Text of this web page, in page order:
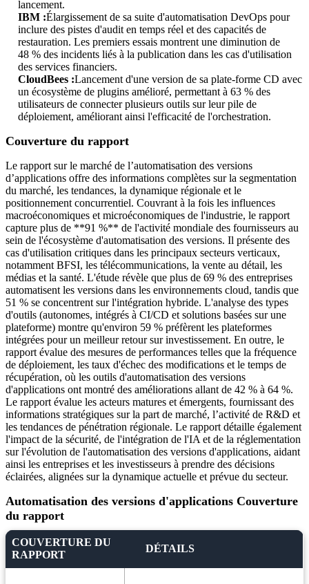
lancement.
IBM :Élargissement de sa suite d'automatisation DevOps pour
inclure des pistes d'audit en temps réel et des capacités de
restauration. Les premiers essais montrent une diminution de
48 % des incidents liés à la publication dans les cas d'utilisation
des services financiers.
CloudBees :Lancement d'une version de sa plate-forme CD avec
un écosystème de plugins amélioré, permettant à 63 % des
utilisateurs de connecter plusieurs outils sur leur pile de
déploiement, améliorant ainsi l'efficacité de l'orchestration.
Couverture du rapport
Le rapport sur le marché de l’automatisation des versions
d’applications offre des informations complètes sur la segmentation
du marché, les tendances, la dynamique régionale et le
positionnement concurrentiel. Couvrant à la fois les influences
macroéconomiques et microéconomiques de l'industrie, le rapport
capture plus de **91 %** de l'activité mondiale des fournisseurs au
sein de l'écosystème d'automatisation des versions. Il présente des
cas d'utilisation critiques dans les principaux secteurs verticaux,
notamment BFSI, les télécommunications, la vente au détail, les
médias et la santé. L'étude révèle que plus de 69 % des entreprises
automatisent les versions dans les environnements cloud, tandis que
51 % se concentrent sur l'intégration hybride. L'analyse des types
d'outils (autonomes, intégrés à CI/CD et solutions basées sur une
plateforme) montre qu'environ 59 % préfèrent les plateformes
intégrées pour un meilleur retour sur investissement. En outre, le
rapport évalue des mesures de performances telles que la fréquence
de déploiement, les taux d'échec des modifications et le temps de
récupération, où les outils d'automatisation des versions
d'applications ont montré des améliorations allant de 42 % à 64 %.
Le rapport évalue les acteurs matures et émergents, fournissant des
informations stratégiques sur la part de marché, l’activité de R&D et
les tendances de pénétration régionale. Le rapport détaille également
l'impact de la sécurité, de l'intégration de l'IA et de la réglementation
sur l'évolution de l'automatisation des versions d'applications, aidant
ainsi les entreprises et les investisseurs à prendre des décisions
éclairées, alignées sur la dynamique actuelle et prévue du secteur.
Automatisation des versions d'applications Couverture
du rapport
COUVERTURE DU
RAPPORT
DÉTAILS